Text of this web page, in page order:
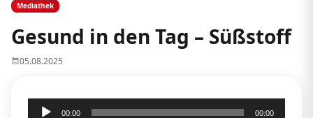
Mediathek
Gesund in den Tag – Süßstoff
05.08.2025
Audio-
00:00 00:00